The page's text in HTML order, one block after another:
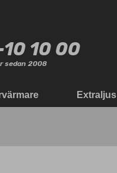
10 00
sedan 2008
Extraljus